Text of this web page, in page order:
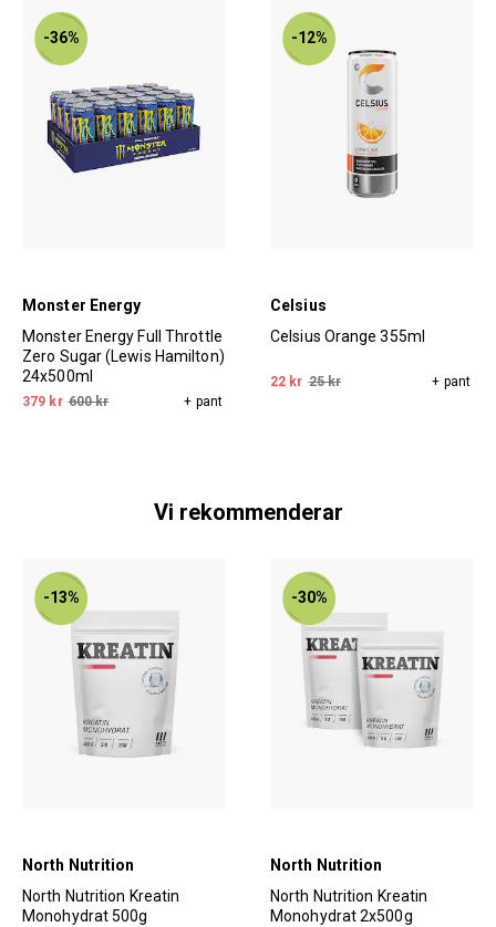
-36%
Monster Energy
Monster Energy Full Throttle
Zero Sugar (Lewis Hamilton)
24x500ml
379 kr 600 kr + pant
-12%
Celsius
Celsius Orange 355ml
22 kr 25 kr + pant
Vi rekommenderar
-13%
North Nutrition
North Nutrition Kreatin
Monohydrat 500g
-30%
North Nutrition
North Nutrition Kreatin
Monohydrat 2x500g